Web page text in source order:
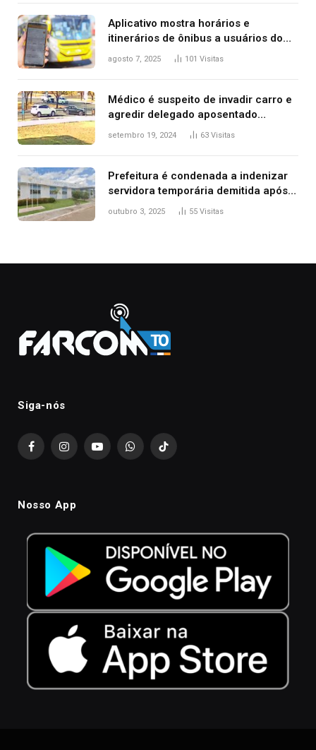
Aplicativo mostra horários e
itinerários de ônibus a usuários do
transporte público de Palmas; confira
agosto 7, 2025 101 Visitas
Médico é suspeito de invadir carro e
agredir delegado aposentado
durante confusão no trânsito
setembro 19, 2024 63 Visitas
Prefeitura é condenada a indenizar
servidora temporária demitida após
nascimento da filha
outubro 3, 2025 55 Visitas
Siga-nós
FacebookInstagramYouTubeWhatsAppTikTok
Nosso App